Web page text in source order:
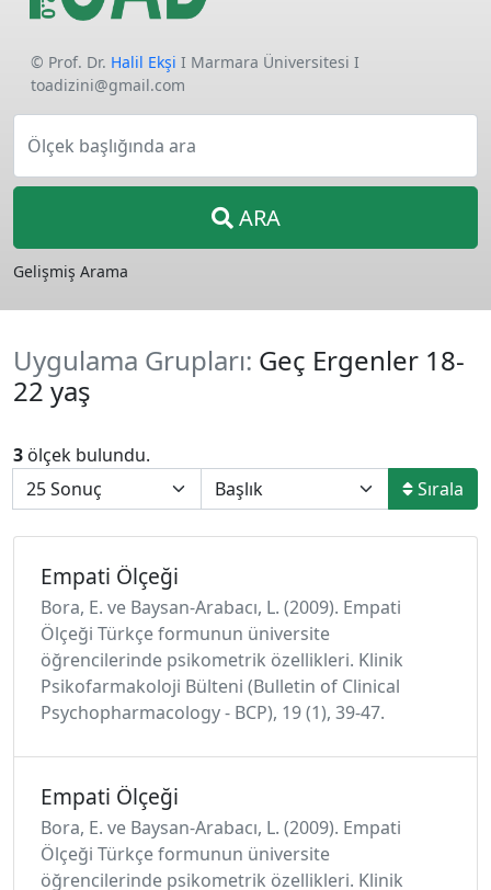
© Prof. Dr. Halil Ekşi I Marmara Üniversitesi I
toadizini@gmail.com
Ölçek başlığında ara
ARA
Gelişmiş Arama
Uygulama Grupları: Geç Ergenler 18-
22 yaş
3 ölçek bulundu.
Sırala
Empati Ölçeği
Bora, E. ve Baysan-Arabacı, L. (2009). Empati
Ölçeği Türkçe formunun üniversite
öğrencilerinde psikometrik özellikleri. Klinik
Psikofarmakoloji Bülteni (Bulletin of Clinical
Psychopharmacology - BCP), 19 (1), 39-47.
Empati Ölçeği
Bora, E. ve Baysan-Arabacı, L. (2009). Empati
Ölçeği Türkçe formunun üniversite
öğrencilerinde psikometrik özellikleri. Klinik